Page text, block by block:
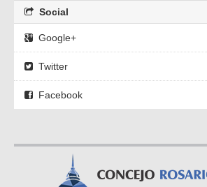
Social
Google+
Twitter
Facebook